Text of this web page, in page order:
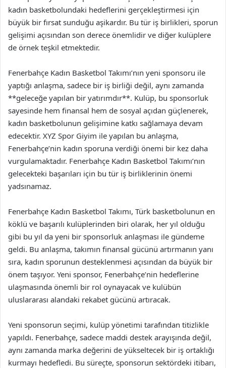
kadın basketbolundaki hedeflerini gerçekleştirmesi için
büyük bir fırsat sunduğu aşikardır. Bu tür iş birlikleri, sporun
gelişimi açısından son derece önemlidir ve diğer kulüplere
de örnek teşkil etmektedir.
Fenerbahçe Kadın Basketbol Takımı’nın yeni sponsoru ile
yaptığı anlaşma, sadece bir iş birliği değil, aynı zamanda
**geleceğe yapılan bir yatırımdır**. Kulüp, bu sponsorluk
sayesinde hem finansal hem de sosyal açıdan güçlenerek,
kadın basketbolunun gelişimine katkı sağlamaya devam
edecektir. XYZ Spor Giyim ile yapılan bu anlaşma,
Fenerbahçe’nin kadın sporuna verdiği önemi bir kez daha
vurgulamaktadır. Fenerbahçe Kadın Basketbol Takımı’nın
gelecekteki başarıları için bu tür iş birliklerinin önemi
yadsınamaz.
Fenerbahçe Kadın Basketbol Takımı, Türk basketbolunun en
köklü ve başarılı kulüplerinden biri olarak, her yıl olduğu
gibi bu yıl da yeni bir sponsorluk anlaşması ile gündeme
geldi. Bu anlaşma, takımın finansal gücünü artırmanın yanı
sıra, kadın sporunun desteklenmesi açısından da büyük bir
önem taşıyor. Yeni sponsor, Fenerbahçe’nin hedeflerine
ulaşmasında önemli bir rol oynayacak ve kulübün
uluslararası alandaki rekabet gücünü artıracak.
Yeni sponsorun seçimi, kulüp yönetimi tarafından titizlikle
yapıldı. Fenerbahçe, sadece maddi destek arayışında değil,
aynı zamanda marka değerini de yükseltecek bir iş ortaklığı
kurmayı hedefledi. Bu süreçte, sponsorun sektördeki itibarı,